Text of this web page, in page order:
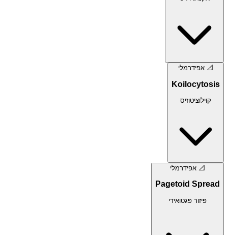
📐 אפידרמלי
Koilocytosis
קוילוציטוזיס
📐 אפידרמלי
Pagetoid Spread
פיזור פגטואידי